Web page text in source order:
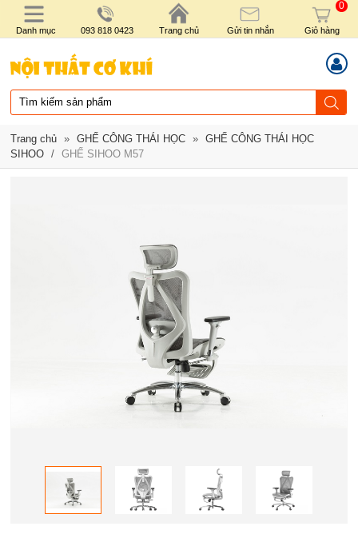
Danh mục 093 818 0423 Trang chủ Gửi tin nhắn
0
Giỏ hàng
Trang chủ » GHẾ CÔNG THÁI HỌC »
GHẾ CÔNG THÁI HỌC
SIHOO / GHẾ SIHOO M57